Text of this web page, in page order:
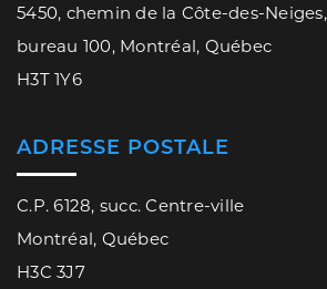
5450, chemin de la Côte-des-Neiges,
bureau 100, Montréal, Québec
H3T 1Y6
ADRESSE POSTALE
C.P. 6128, succ. Centre-ville
Montréal, Québec
H3C 3J7